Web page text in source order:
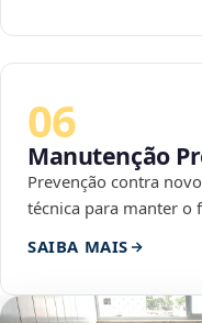
06
Manutenção
Prevenção contra
técnica para manter o
SAIBA MAIS